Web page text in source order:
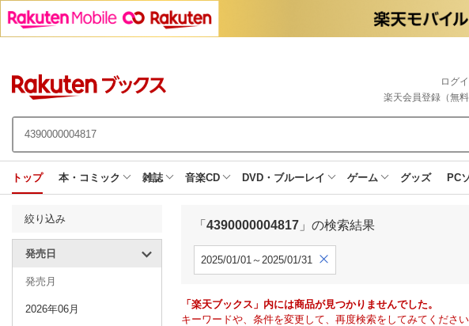
ログ
楽天会員登録（無料
トップ 本・コミック 雑誌 音楽CD DVD・ブルーレイ ゲーム グッズ PC
絞り込み
発売日
発売月
2026年06月
「 4390000004817 」の検索結果
2025/01/01～2025/01/31
「楽天ブックス」内には商品が見つかりませんでした。
キーワードや、条件を変更して、再度検索をしてみてください